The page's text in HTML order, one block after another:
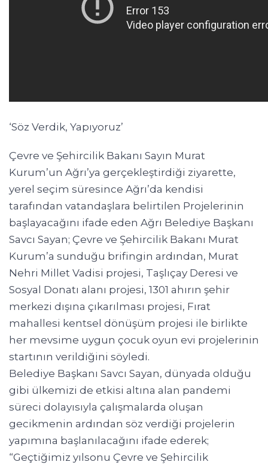
‘Söz Verdik, Yapıyoruz’
Çevre ve Şehircilik Bakanı Sayın Murat
Kurum’un Ağrı’ya gerçekleştirdiği ziyarette,
yerel seçim süresince Ağrı’da kendisi
tarafından vatandaşlara belirtilen Projelerinin
başlayacağını ifade eden Ağrı Belediye Başkanı
Savcı Sayan; Çevre ve Şehircilik Bakanı Murat
Kurum’a sunduğu brifingin ardından, Murat
Nehri Millet Vadisi projesi, Taşlıçay Deresi ve
Sosyal Donatı alanı projesi, 1301 ahırın şehir
merkezi dışına çıkarılması projesi, Fırat
mahallesi kentsel dönüşüm projesi ile birlikte
her mevsime uygun çocuk oyun evi projelerinin
startının verildiğini söyledi.
Belediye Başkanı Savcı Sayan, dünyada olduğu
gibi ülkemizi de etkisi altına alan pandemi
süreci dolayısıyla çalışmalarda oluşan
gecikmenin ardından söz verdiği projelerin
yapımına başlanılacağını ifade ederek;
“Geçtiğimiz yılsonu Çevre ve Şehircilik